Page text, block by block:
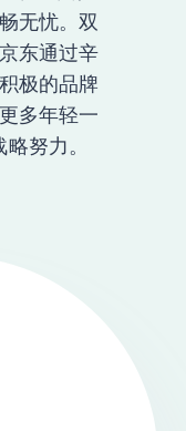
无忧。双
东通过辛
极的品牌
多年轻一
努力。